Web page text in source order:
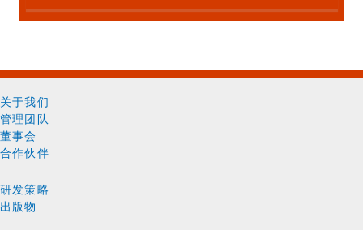
关于我们
管理团队
董事会
合作伙伴
研发策略
出版物